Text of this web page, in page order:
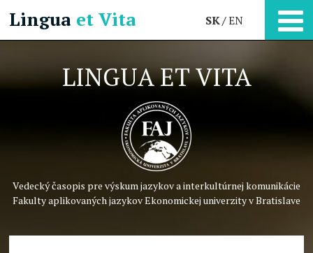
Lingua et Vita SK EN
LINGUA ET VITA
Vedecký časopis pre výskum jazykov a interkultúrnej komunikácie
Fakulty aplikovaných jazykov Ekonomickej univerzity v Bratislave